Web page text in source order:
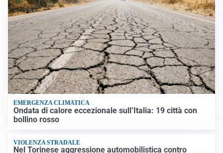
EMERGENZA CLIMATICA
Ondata di calore eccezionale sull’Italia: 19 città con
bollino rosso
VIOLENZA STRADALE
Nel Torinese aggressione automobilistica contro